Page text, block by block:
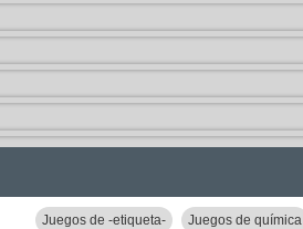
Juegos de -etiqueta- Juegos de química